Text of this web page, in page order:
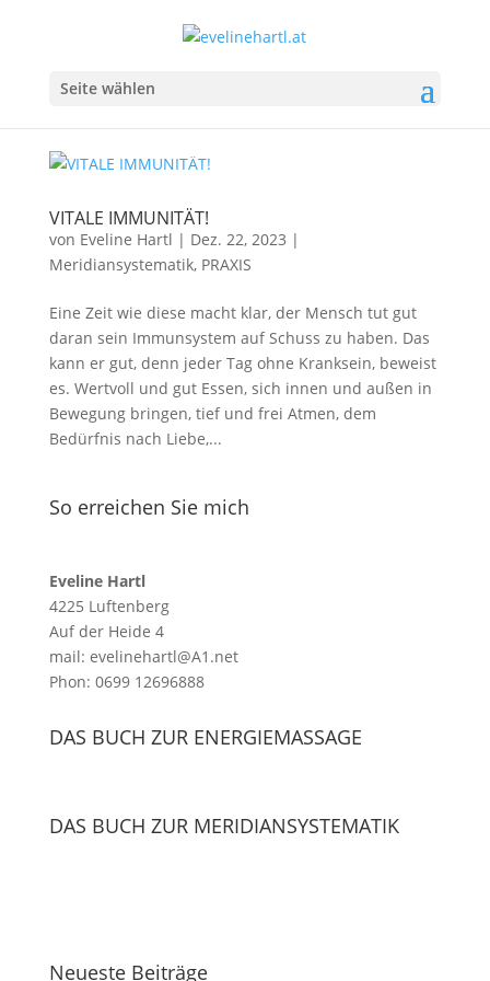
Seite wählen
VITALE IMMUNITÄT!
von Eveline Hartl | Dez. 22, 2023 |
Meridiansystematik, PRAXIS
Eine Zeit wie diese macht klar, der Mensch tut gut
daran sein Immunsystem auf Schuss zu haben. Das
kann er gut, denn jeder Tag ohne Kranksein, beweist
es. Wertvoll und gut Essen, sich innen und außen in
Bewegung bringen, tief und frei Atmen, dem
Bedürfnis nach Liebe,...
So erreichen Sie mich
Eveline Hartl
4225 Luftenberg
Auf der Heide 4
mail: evelinehartl@A1.net
Phon: 0699 12696888
DAS BUCH ZUR ENERGIEMASSAGE
DAS BUCH ZUR MERIDIANSYSTEMATIK
Neueste Beiträge